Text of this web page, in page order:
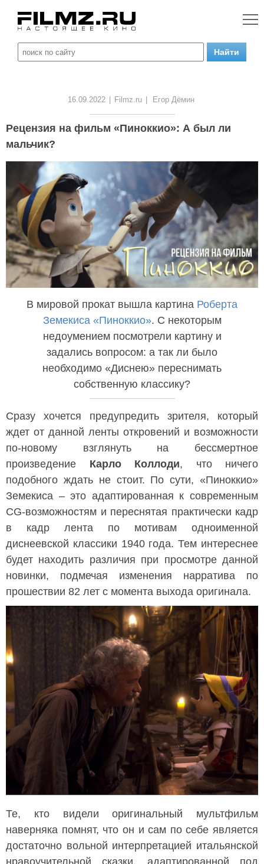
16.09.2022 Filmz.ru Егор Дёмин
Рецензия на фильм «Пиноккио»: А был ли
мальчик?
В мировой прокат вышла картина Роберта
Земекиса «Пиноккио». С некоторым
недоумением посмотрели картину и
задались вопросом: а так ли было
необходимо «Диснею» переснимать
собственную классику?
Сразу хочется предупредить зрителя, который
ждет от данной ленты откровений и возможности
по-новому взглянуть на бессмертное
произведение Карло Коллоди, что ничего
подобного ждать не стоит. По сути, «Пиноккио»
Земекиса – это адаптированная к современным
CG-возможностям и переснятая практически кадр
в кадр лента по мотивам одноименной
диснеевской классики 1940 года. Тем интереснее
будет находить различия при просмотре данной
новинки, подмечая изменения нарратива по
прошествии 82 лет с момента выхода оригинала.
Те, кто видели оригинальный мультфильм
наверняка помнят, что он и сам по себе является
достаточно вольной интерпретацией итальянской